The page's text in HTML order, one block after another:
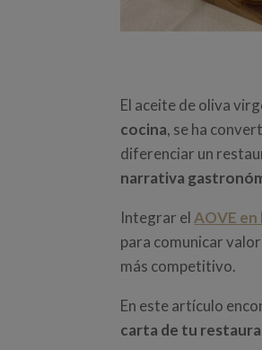
El aceite de oliva
cocina, se ha
diferenciar un
narrativa
Integrar el AOVE
para comunicar
más competitivo.
En este artículo
carta de tu